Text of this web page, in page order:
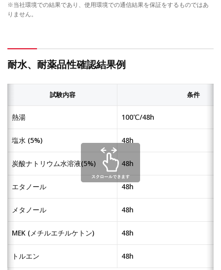
※当社環境での結果であり、使用環境での通信結果を保証をするものではあ
りません。
耐水、耐薬品性確認結果例
試験内容 条件
熱湯 100℃/48h
塩水 (5%) 48h
炭酸ナトリウム水溶液(5%) 48h
エタノール 48h
メタノール 48h
MEK (メチルエチルケトン) 48h
トルエン 48h